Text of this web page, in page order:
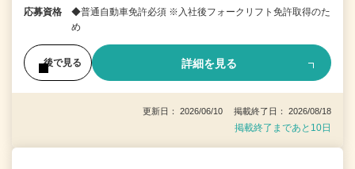
応募資格
◆普通自動車免許必須 ※入社後フォークリフト免許取得のた
め
後で見る 詳細を見る
更新日： 2026/06/10 掲載終了日： 2026/08/18
掲載終了まであと10日